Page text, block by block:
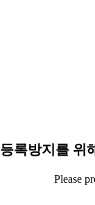
록방지를 위
Please